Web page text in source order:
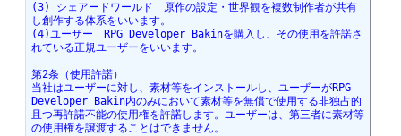
(3) シェアードワールド　原作の設定・世界観を複数制作者が共有
し創作する体系をいいます。
(4)ユーザー　RPG Developer Bakinを購入し、その使用を許諾さ
れている正規ユーザーをいいます。
第2条（使用許諾）
当社はユーザーに対し、素材等をインストールし、ユーザーがRPG
Developer Bakin内のみにおいて素材等を無償で使用する非独占的
且つ再許諾不能の使用権を許諾します。ユーザーは、第三者に素材等
の使用権を譲渡することはできません。